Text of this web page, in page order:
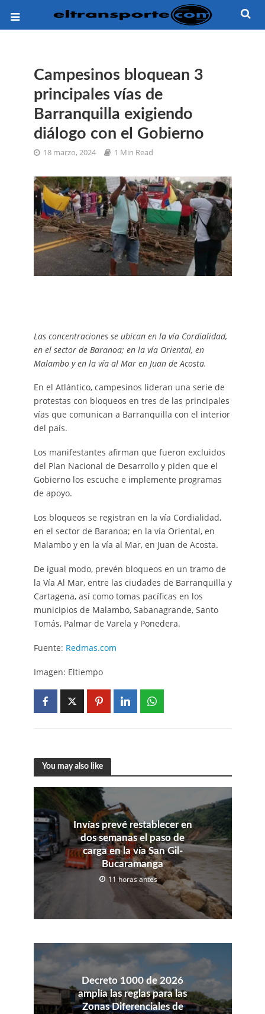
Campesinos bloquean 3
principales vías de
Barranquilla exigiendo
diálogo con el Gobierno
18 marzo, 2024 1 Min Read
Las concentraciones se ubican en la vía Cordialidad,
en el sector de Baranoa; en la vía Oriental, en
Malambo y en la vía al Mar en Juan de Acosta.
En el Atlántico, campesinos lideran una serie de
protestas con bloqueos en tres de las principales
vías que comunican a Barranquilla con el interior
del país.
Los manifestantes afirman que fueron excluidos
del Plan Nacional de Desarrollo y piden que el
Gobierno los escuche e implemente programas
de apoyo.
Los bloqueos se registran en la vía Cordialidad,
en el sector de Baranoa; en la vía Oriental, en
Malambo y en la vía al Mar, en Juan de Acosta.
De igual modo, prevén bloqueos en un tramo de
la Vía Al Mar, entre las ciudades de Barranquilla y
Cartagena, así como tomas pacíficas en los
municipios de Malambo, Sabanagrande, Santo
Tomás, Palmar de Varela y Ponedera.
Fuente: Redmas.com
Imagen: Eltiempo
You may also like
Invías prevé restablecer en
dos semanas el paso de
carga en la vía San Gil-
Bucaramanga
11 horas antes
Decreto 1000 de 2026
amplía las reglas para las
Zonas Diferenciales de